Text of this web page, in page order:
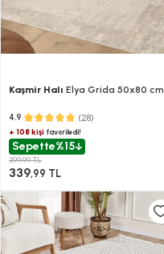
Kaşmir Halı Elya Grida 50x80 cm
4.9 (28)
+ 108 kişi favoriledi!
Sepette%15
399,99 TL
339,99 TL